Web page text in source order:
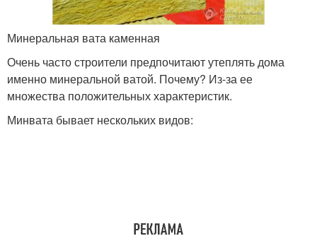
Минеральная вата каменная
Очень часто строители предпочитают утеплять дома
именно минеральной ватой. Почему? Из-за ее
множества положительных характеристик.
Минвата бывает нескольких видов: